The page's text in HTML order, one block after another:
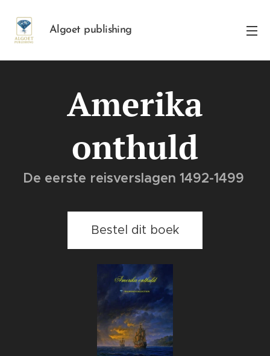
Algoet publishing
Amerika
onthuld
De eerste reisverslagen 1492-1499
Bestel dit boek